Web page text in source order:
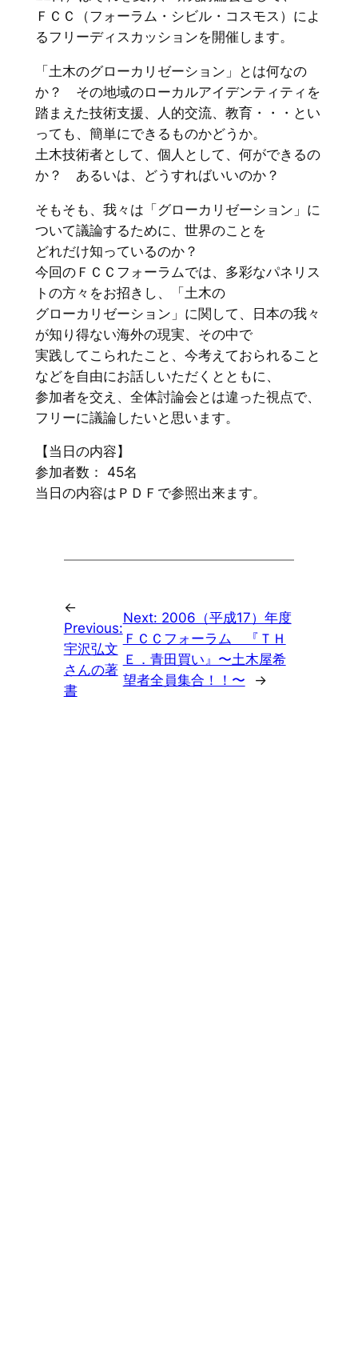
ＦＣＣ（フォーラム・シビル・コスモス）によ
るフリーディスカッションを開催します。
「土木のグローカリゼーション」とは何なの
か？ その地域のローカルアイデンティティを
踏まえた技術支援、人的交流、教育・・・とい
っても、簡単にできるものかどうか。
土木技術者として、個人として、何ができるの
か？ あるいは、どうすればいいのか？
そもそも、我々は「グローカリゼーション」に
ついて議論するために、世界のことを
どれだけ知っているのか？
今回のＦＣＣフォーラムでは、多彩なパネリス
トの方々をお招きし、「土木の
グローカリゼーション」に関して、日本の我々
が知り得ない海外の現実、その中で
実践してこられたこと、今考えておられること
などを自由にお話しいただくとともに、
参加者を交え、全体討論会とは違った視点で、
フリーに議論したいと思います。
【当日の内容】
参加者数： 45名
当日の内容はＰＤＦで参照出来ます。
←
Previous:
宇沢弘文
さんの著
書
Next: 2006（平成17）年度
ＦＣＣフォーラム 『ＴＨ
Ｅ．青田買い』〜土木屋希
望者全員集合！！〜
→